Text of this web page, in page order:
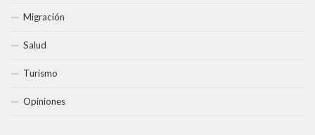
Migración
Salud
Turismo
Opiniones